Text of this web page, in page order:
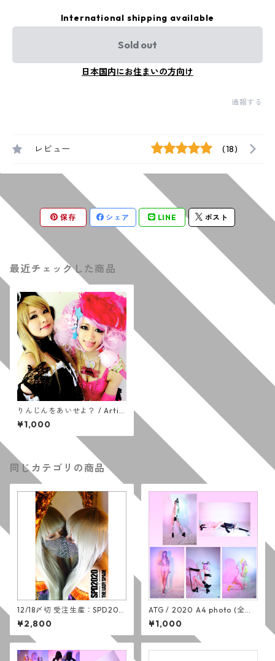
International shipping available
Sold out
日本国内にお住まいの方向け
通報する
レビュー (18)
保存 シェア LINE ポスト
最近チェックした商品
りんじんをあいせよ？ / Artifi
cial Sweetener 03
¥1,000
同じカテゴリの商品
12/18〆切 受注生産：SPD202
0 THE LADY SPADE photo b
ook
¥2,800
ATG / 2020 A4 photo (全５
種)
¥1,000